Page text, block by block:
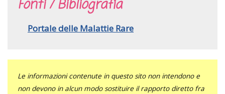
Fonti / Bibliografia
Portale delle Malattie Rare
Le informazioni contenute in questo sito non intendono e
non devono in alcun modo sostituire il rapporto diretto fra